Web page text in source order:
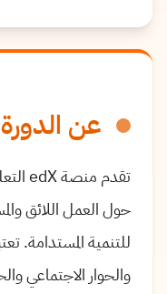
عن الدورة
تقدم منصةedX
حول العمل اللائق
للتنمية المستدامة.
والحوار الاجتماعي